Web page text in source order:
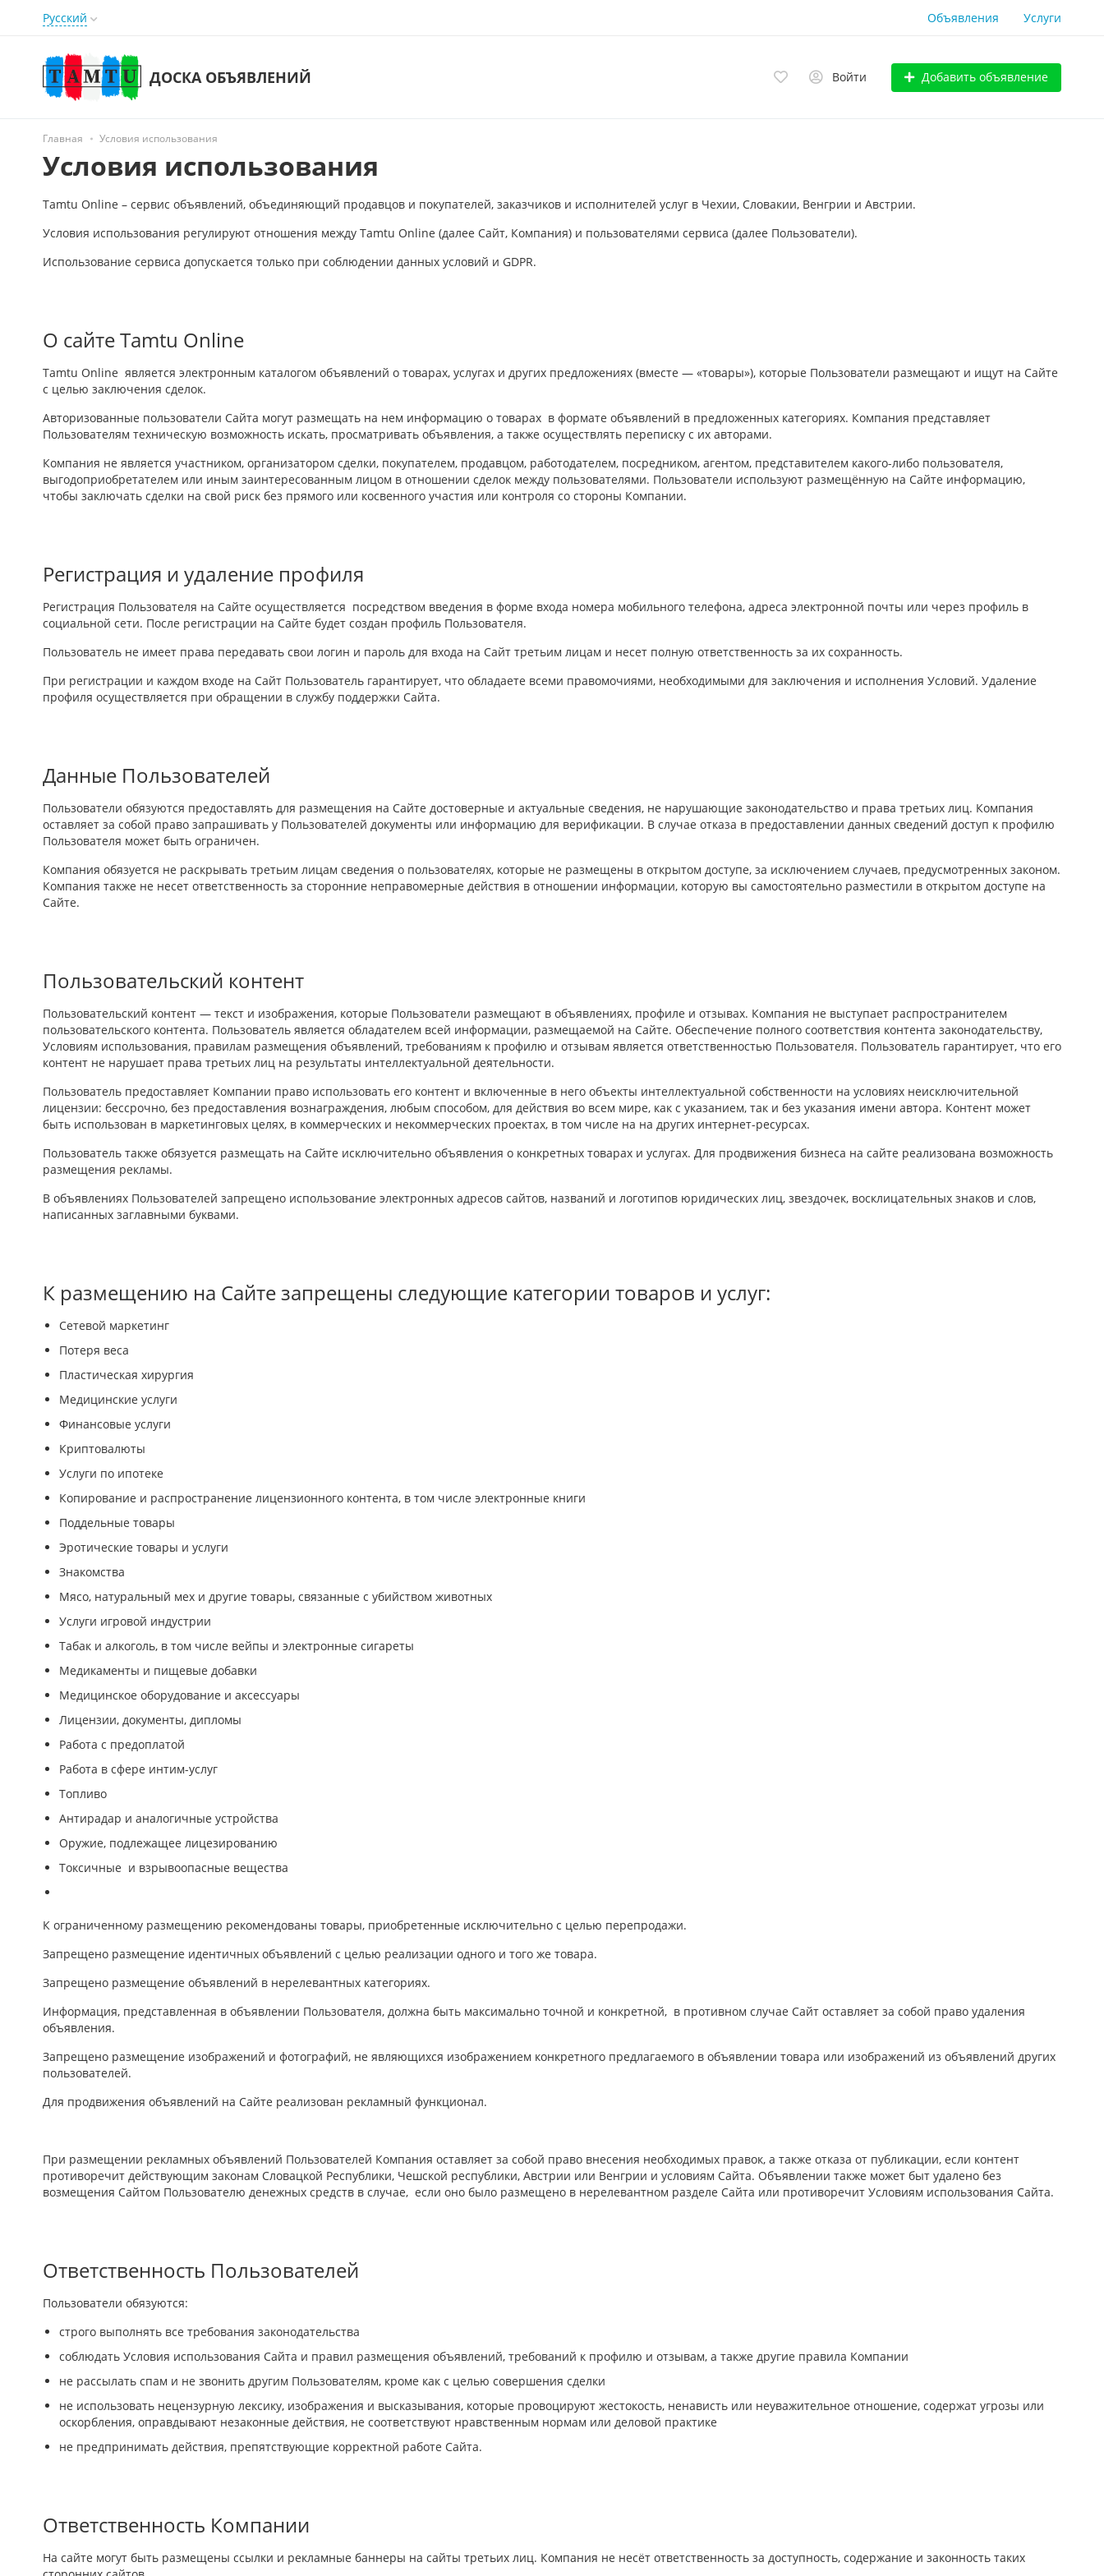
Русский Объявления Услуги
ДОСКА ОБЪЯВЛЕНИЙ Войти Добавить объявление
Главная Условия использования
Условия использования
Tamtu Online – сервис объявлений, объединяющий продавцов и покупателей, заказчиков и исполнителей услуг в Чехии, Словакии, Венгрии и Австрии.
Условия использования регулируют отношения между Tamtu Online (далее Сайт, Компания) и пользователями сервиса (далее Пользователи).
Использование сервиса допускается только при соблюдении данных условий и GDPR.
О сайте Tamtu Online
Tamtu Online является электронным каталогом объявлений о товарах, услугах и других предложениях (вместе — «товары»), которые Пользователи размещают и ищут на Сайте
с целью заключения сделок.
Авторизованные пользователи Сайта могут размещать на нем информацию о товарах в формате объявлений в предложенных категориях. Компания представляет
Пользователям техническую возможность искать, просматривать объявления, а также осуществлять переписку с их авторами.
Компания не является участником, организатором сделки, покупателем, продавцом, работодателем, посредником, агентом, представителем какого-либо пользователя,
выгодоприобретателем или иным заинтересованным лицом в отношении сделок между пользователями. Пользователи используют размещённую на Сайте информацию,
чтобы заключать сделки на свой риск без прямого или косвенного участия или контроля со стороны Компании.
Регистрация и удаление профиля
Регистрация Пользователя на Сайте осуществляется посредством введения в форме входа номера мобильного телефона, адреса электронной почты или через профиль в
социальной сети. После регистрации на Сайте будет создан профиль Пользователя.
Пользователь не имеет права передавать свои логин и пароль для входа на Сайт третьим лицам и несет полную ответственность за их сохранность.
При регистрации и каждом входе на Сайт Пользователь гарантирует, что обладаете всеми правомочиями, необходимыми для заключения и исполнения Условий. Удаление
профиля осуществляется при обращении в службу поддержки Сайта.
Данные Пользователей
Пользователи обязуются предоставлять для размещения на Сайте достоверные и актуальные сведения, не нарушающие законодательство и права третьих лиц. Компания
оставляет за собой право запрашивать у Пользователей документы или информацию для верификации. В случае отказа в предоставлении данных сведений доступ к профилю
Пользователя может быть ограничен.
Компания обязуется не раскрывать третьим лицам сведения о пользователях, которые не размещены в открытом доступе, за исключением случаев, предусмотренных законом.
Компания также не несет ответственность за сторонние неправомерные действия в отношении информации, которую вы самостоятельно разместили в открытом доступе на
Сайте.
Пользовательский контент
Пользовательский контент — текст и изображения, которые Пользователи размещают в объявлениях, профиле и отзывах. Компания не выступает распространителем
пользовательского контента. Пользователь является обладателем всей информации, размещаемой на Сайте. Обеспечение полного соответствия контента законодательству,
Условиям использования, правилам размещения объявлений, требованиям к профилю и отзывам является ответственностью Пользователя. Пользователь гарантирует, что его
контент не нарушает права третьих лиц на результаты интеллектуальной деятельности.
Пользователь предоставляет Компании право использовать его контент и включенные в него объекты интеллектуальной собственности на условиях неисключительной
лицензии: бессрочно, без предоставления вознаграждения, любым способом, для действия во всем мире, как с указанием, так и без указания имени автора. Контент может
быть использован в маркетинговых целях, в коммерческих и некоммерческих проектах, в том числе на на других интернет-ресурсах.
Пользователь также обязуется размещать на Сайте исключительно объявления о конкретных товарах и услугах. Для продвижения бизнеса на сайте реализована возможность
размещения рекламы.
В объявлениях Пользователей запрещено использование электронных адресов сайтов, названий и логотипов юридических лиц, звездочек, восклицательных знаков и слов,
написанных заглавными буквами.
К размещению на Сайте запрещены следующие категории товаров и услуг:
Сетевой маркетинг
Потеря веса
Пластическая хирургия
Медицинские услуги
Финансовые услуги
Криптовалюты
Услуги по ипотеке
Копирование и распространение лицензионного контента, в том числе электронные книги
Поддельные товары
Эротические товары и услуги
Знакомства
Мясо, натуральный мех и другие товары, связанные с убийством животных
Услуги игровой индустрии
Табак и алкоголь, в том числе вейпы и электронные сигареты
Медикаменты и пищевые добавки
Медицинское оборудование и аксессуары
Лицензии, документы, дипломы
Работа с предоплатой
Работа в сфере интим-услуг
Топливо
Антирадар и аналогичные устройства
Оружие, подлежащее лицезированию
Токсичные и взрывоопасные вещества
К ограниченному размещению рекомендованы товары, приобретенные исключительно с целью перепродажи.
Запрещено размещение идентичных объявлений с целью реализации одного и того же товара.
Запрещено размещение объявлений в нерелевантных категориях.
Информация, представленная в объявлении Пользователя, должна быть максимально точной и конкретной, в противном случае Сайт оставляет за собой право удаления
объявления.
Запрещено размещение изображений и фотографий, не являющихся изображением конкретного предлагаемого в объявлении товара или изображений из объявлений других
пользователей.
Для продвижения объявлений на Сайте реализован рекламный функционал.
При размещении рекламных объявлений Пользователей Компания оставляет за собой право внесения необходимых правок, а также отказа от публикации, если контент
противоречит действующим законам Словацкой Республики, Чешской республики, Австрии или Венгрии и условиям Сайта. Объявлении также может быт удалено без
возмещения Сайтом Пользователю денежных средств в случае, если оно было размещено в нерелевантном разделе Сайта или противоречит Условиям использования Сайта.
Ответственность Пользователей
Пользователи обязуются:
строго выполнять все требования законодательства
соблюдать Условия использования Сайта и правил размещения объявлений, требований к профилю и отзывам, а также другие правила Компании
не рассылать спам и не звонить другим Пользователям, кроме как с целью совершения сделки
не использовать нецензурную лексику, изображения и высказывания, которые провоцируют жестокость, ненависть или неуважительное отношение, содержат угрозы или
оскорбления, оправдывают незаконные действия, не соответствуют нравственным нормам или деловой практике
не предпринимать действия, препятствующие корректной работе Сайта.
Ответственность Компании
На сайте могут быть размещены ссылки и рекламные баннеры на сайты третьих лиц. Компания не несёт ответственность за доступность, содержание и законность таких